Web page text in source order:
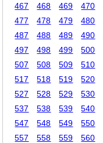
467
468 469 470
477
478 479 480
487
488 489 490
497
498 499 500
507
508 509 510
517
518 519 520
527
528 529 530
537
538 539 540
547
548 549 550
557
558 559 560